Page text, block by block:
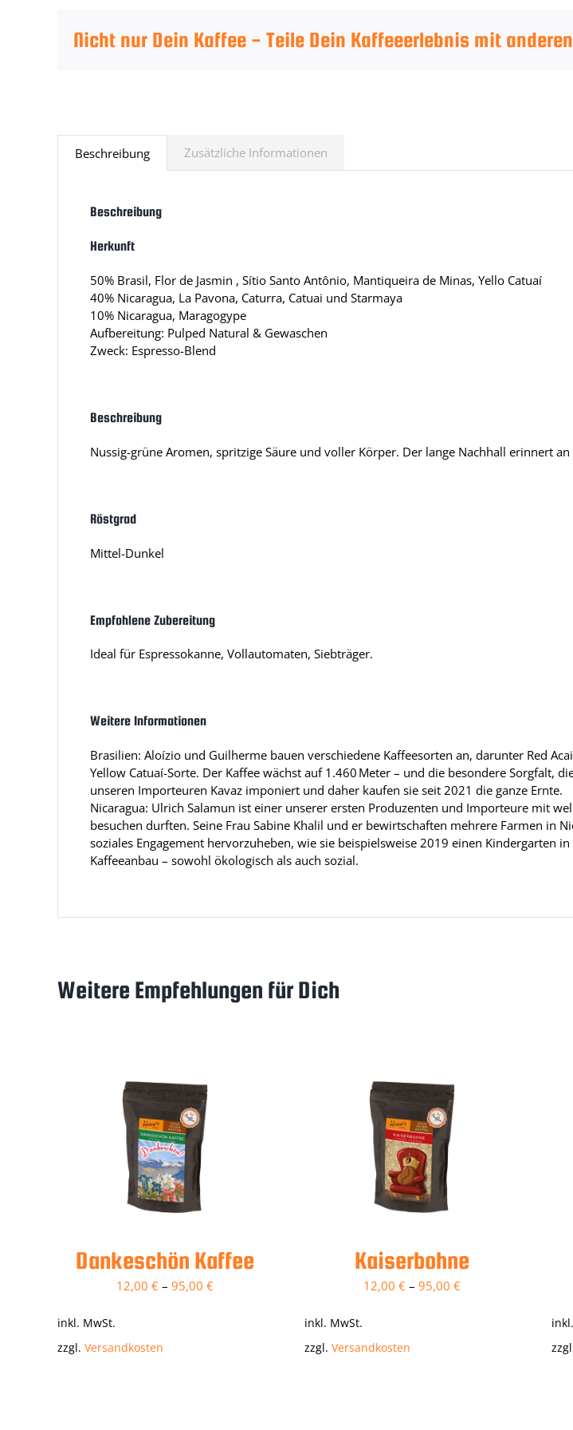
Nicht nur Dein Kaffee - Teile Dein Kaffeeerlebnis mit anderen
Beschreibung Zusätzliche Informationen
Beschreibung
Herkunft
50% Brasil, Flor de Jasmin , Sítio Santo Antônio, Mantiqueira de Minas, Yello Catuaí
40% Nicaragua, La Pavona, Caturra, Catuai und Starmaya
10% Nicaragua, Maragogype
Aufbereitung: Pulped Natural & Gewaschen
Zweck: Espresso-Blend
Beschreibung
Nussig-grüne Aromen, spritzige Säure und voller Körper. Der lange Nachhall erinnert
Röstgrad
Mittel-Dunkel
Empfohlene Zubereitung
Ideal für Espressokanne, Vollautomaten, Siebträger.
Weitere Informationen
Brasilien: Aloízio und Guilherme bauen verschiedene Kaffeesorten an, darunter Red
Yellow Catuaí-Sorte. Der Kaffee wächst auf 1.460 Meter – und die besondere Sorgfalt,
unseren Importeuren Kavaz imponiert und daher kaufen sie seit 2021 die ganze Ernte.
Nicaragua: Ulrich Salamun ist einer unserer ersten Produzenten und Importeure mit
besuchen durften. Seine Frau Sabine Khalil und er bewirtschaften mehrere Farmen in
soziales Engagement hervorzuheben, wie sie beispielsweise 2019 einen Kindergarten
Kaffeeanbau – sowohl ökologisch als auch sozial.
Weitere Empfehlungen für Dich
Dankeschön Kaffee
12,00 € – 95,00 €
inkl. MwSt.
zzgl. Versandkosten
Kaiserbohne
12,00 € – 95,00 €
inkl. MwSt.
zzgl. Versandkosten